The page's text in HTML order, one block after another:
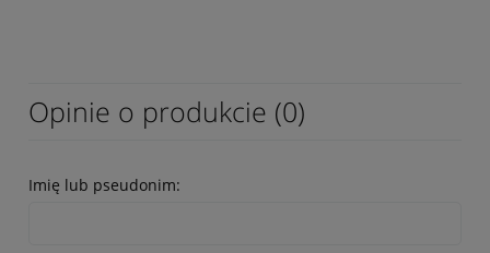
Opinie o produkcie (0)
Imię lub pseudonim: